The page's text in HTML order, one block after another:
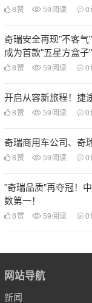
8 赞 59 阅读 0
奇瑞安全再现"不客气
成为首款"五星方盒子”
8 赞 59 阅读 0
开启从容新旅程！捷
8 赞 59 阅读 0
奇瑞商用车公司、奇
8 赞 59 阅读 0
"奇瑞品质”再夺冠！
数第一！
8 赞 59 阅读 0
章
导
网站导航
新闻